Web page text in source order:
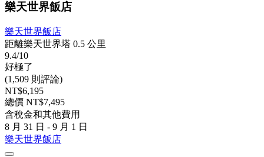
樂天世界飯店
樂天世界飯店
距離樂天世界塔 0.5 公里
9.4/10
好極了
(1,509 則評論)
NT$6,195
總價 NT$7,495
含稅金和其他費用
8 月 31 日 - 9 月 1 日
樂天世界飯店